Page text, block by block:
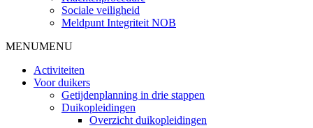
Sociale veiligheid
Meldpunt Integriteit NOB
MENUMENU
Activiteiten
Voor duikers
Getijdenplanning in drie stappen
Duikopleidingen
Overzicht duikopleidingen